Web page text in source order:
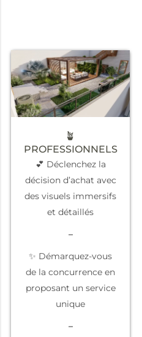
🪴
PROFESSIONNELS
💕 Déclenchez la
décision d’achat avec
des visuels immersifs
et détaillés
–
✨ Démarquez-vous
de la concurrence en
proposant un service
unique
–